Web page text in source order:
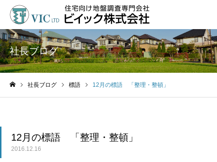
社長ブログ
社長ブログ 標語 12月の標語 「整理・整頓」
12月の標語 「整理・整頓」
2016.12.16